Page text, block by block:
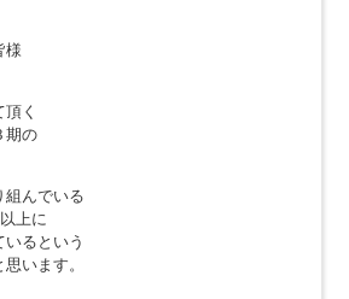
様
く
期の
組んでいる
上に
いるという
います。